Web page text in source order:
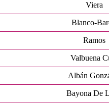
Viera
Blanco-
Ramos
Valbuena
Albán
Bayona De